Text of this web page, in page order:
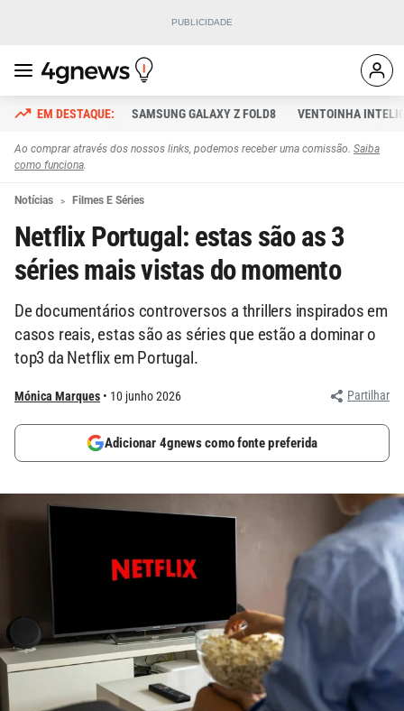
SAMSUNG GALAXY Z FOLD8 VENTOINHA
Ao comprar através dos nossos links, podemos receber uma comissão. Saiba
como funciona.
Notícias Filmes E Séries
Netflix Portugal: estas são as 3
séries mais vistas do momento
De documentários controversos a thrillers inspirados em
casos reais, estas são as séries que estão a dominar o
top3 da Netflix em Portugal.
Mónica Marques 10 junho 2026 Partilhar
Adicionar 4gnews como fonte preferida